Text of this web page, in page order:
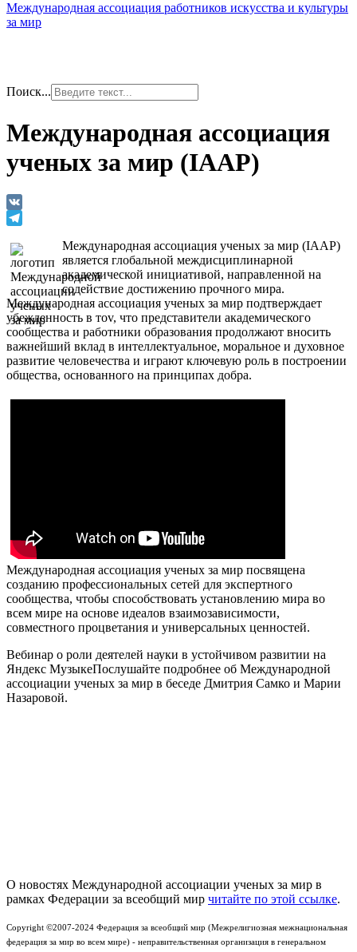
Международная ассоциация работников искусства и культуры
за мир
Поиск...
Международная ассоциация
ученых за мир (IAAP)
VK
Международная ассоциация ученых за мир (IAAP)
является глобальной междисциплинарной
академической инициативой, направленной на
содействие достижению прочного мира.
Международная ассоциация ученых за мир подтверждает
убежденность в тоv, что представители академического
сообщества и работники образования продолжают вносить
важнейший вклад в интеллектуальное, моральное и духовное
развитие человечества и играют ключевую роль в построении
общества, основанного на принципах добра.
Международная ассоциация ученых за мир посвящена
созданию профессиональных сетей для экспертного
сообщества, чтобы способствовать установлению мира во
всем мире на основе идеалов взаимозависимости,
совместного процветания и универсальных ценностей.
Вебинар о роли деятелей науки в устойчивом развитии на
Яндекс МузыкеПослушайте подробнее об Международной
ассоциации ученых за мир в беседе Дмитрия Самко и Марии
Назаровой.
О новостях Международной ассоциации ученых за мир в
рамках Федерации за всеобщий мир читайте по этой ссылке.
Copyright ©2007-2024 Федерация за всеобщий мир (Межрелигиозная межнациональная
федерация за мир во всем мире) - неправительственная организация в генеральном